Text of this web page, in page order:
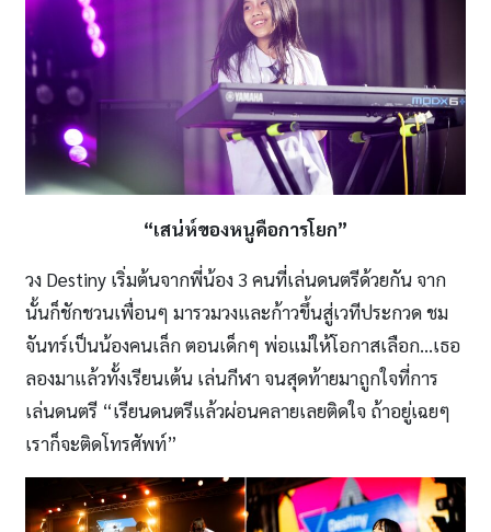
“เสน่ห์ของหนูคือการโยก”
วง Destiny เริ่มต้นจากพี่น้อง 3 คนที่เล่นดนตรีด้วยกัน จาก
นั้นก็ชักชวนเพื่อนๆ มารวมวงและก้าวขึ้นสู่เวทีประกวด ชม
จันทร์เป็นน้องคนเล็ก ตอนเด็กๆ พ่อแม่ให้โอกาสเลือก…เธอ
ลองมาแล้วทั้งเรียนเต้น เล่นกีฬา จนสุดท้ายมาถูกใจที่การ
เล่นดนตรี “เรียนดนตรีแล้วผ่อนคลายเลยติดใจ ถ้าอยู่เฉยๆ
เราก็จะติดโทรศัพท์”